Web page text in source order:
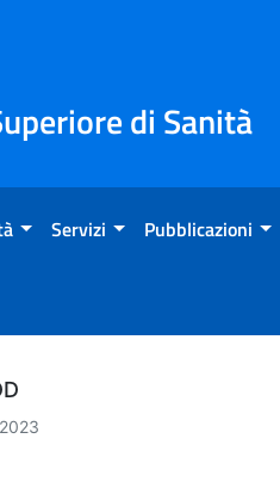
di Sanità
Servizi Pubblicazioni